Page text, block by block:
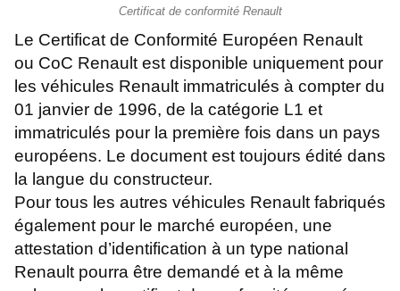
Certificat de conformité Renault
Le Certificat de Conformité Européen Renault
ou CoC Renault est disponible uniquement pour
les véhicules Renault immatriculés à compter du
01 janvier de 1996, de la catégorie L1 et
immatriculés pour la première fois dans un pays
européens. Le document est toujours édité dans
la langue du constructeur.
Pour tous les autres véhicules Renault fabriqués
également pour le marché européen, une
attestation d’identification à un type national
Renault pourra être demandé et à la même